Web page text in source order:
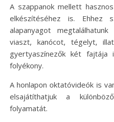
A szappanok mellett
elkészítéséhez is. Ehhez
alapanyagot
viaszt, kanócot, tégelyt,
gyertyaszínezők két
folyékony.
A honlapon oktatóvideók is
elsajátíthatjuk a
folyamatát.